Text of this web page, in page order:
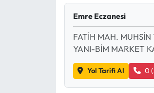
Emre Eczanesi
FATİH MAH.
YANI-BİM MARKET
Yol Tarifi Al 0